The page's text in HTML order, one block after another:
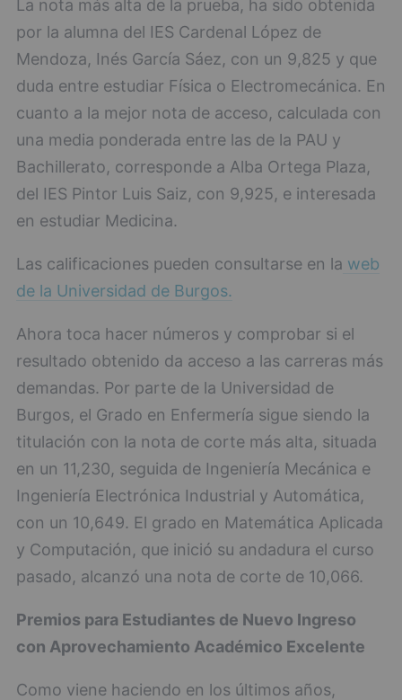
La nota más alta de la prueba, ha sido obtenida
por la alumna del IES Cardenal López de
Mendoza, Inés García Sáez, con un 9,825 y que
duda entre estudiar Física o Electromecánica. En
cuanto a la mejor nota de acceso, calculada con
una media ponderada entre las de la PAU y
Bachillerato, corresponde a Alba Ortega Plaza,
del IES Pintor Luis Saiz, con 9,925, e interesada
en estudiar Medicina.
Las calificaciones pueden consultarse en la web
de la Universidad de Burgos.
Ahora toca hacer números y comprobar si el
resultado obtenido da acceso a las carreras más
demandas. Por parte de la Universidad de
Burgos, el Grado en Enfermería sigue siendo la
titulación con la nota de corte más alta, situada
en un 11,230, seguida de Ingeniería Mecánica e
Ingeniería Electrónica Industrial y Automática,
con un 10,649. El grado en Matemática Aplicada
y Computación, que inició su andadura el curso
pasado, alcanzó una nota de corte de 10,066.
Premios para Estudiantes de Nuevo Ingreso
con Aprovechamiento Académico Excelente
Como viene haciendo en los últimos años,